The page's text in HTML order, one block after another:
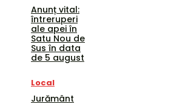
Anunț vital:
întreruperi
ale apei în
Satu Nou de
Sus în data
de 5 august
Local
Jurământ